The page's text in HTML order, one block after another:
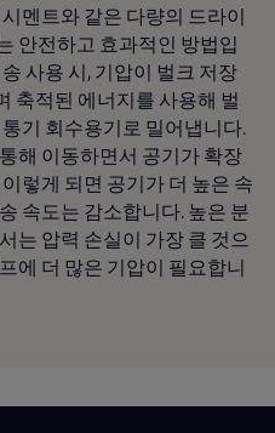
멘트와 같은 다량의 드라이
안전하고 효과적인 방법입
사용 시, 기압이 벌크 저장
축적된 에너지를 사용해 벌
기 회수용기로 밀어냅니다.
해 이동하면서 공기가 확장
렇게 되면 공기가 더 높은 속
속도는 감소합니다. 높은 분
는 압력 손실이 가장 클 것으
에 더 많은 기압이 필요합니